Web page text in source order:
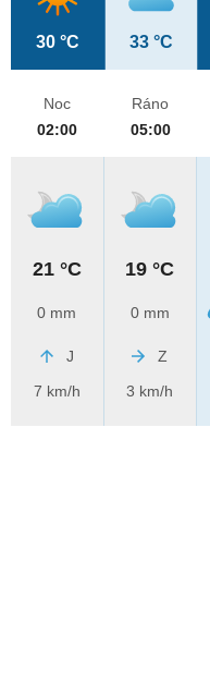
30 °C 33 °C
Noc
02:00
21 °C
0 mm
J
7 km/h
Ráno
05:00
19 °C
0 mm
Z
3 km/h